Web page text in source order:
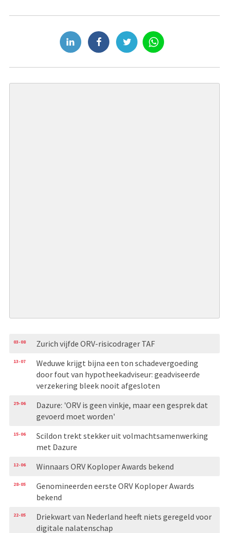
03-08 Zurich vijfde ORV-risicodrager TAF
13-07
Weduwe krijgt bijna een ton schadevergoeding
door fout van hypotheekadviseur: geadviseerde
verzekering bleek nooit afgesloten
29-06
Dazure: 'ORV is geen vinkje, maar een gesprek dat
gevoerd moet worden'
15-06
Scildon trekt stekker uit volmachtsamenwerking
met Dazure
12-06 Winnaars ORV Koploper Awards bekend
28-05
Genomineerden eerste ORV Koploper Awards
bekend
22-05
Driekwart van Nederland heeft niets geregeld voor
digitale nalatenschap